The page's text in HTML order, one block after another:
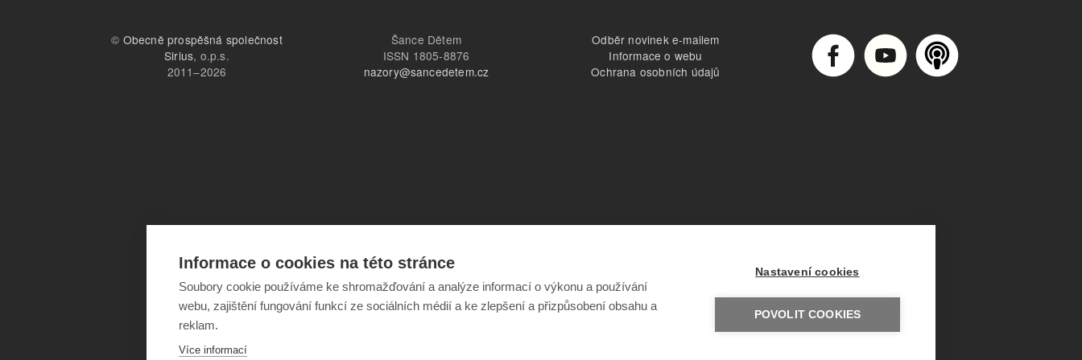
© Obecně prospěšná společnost
Sirius, o.p.s.
2011–2026
Šance Dětem
ISSN 1805-8876
nazory@sancedetem.cz
Odběr novinek e-mailem
Informace o webu
Ochrana osobních údajů
Informace o cookies na této stránce
Soubory cookie používáme ke shromažďování a analýze informací o výkonu a používání
webu, zajištění fungování funkcí ze sociálních médií a ke zlepšení a přizpůsobení obsahu a
reklam.
Více informací
Nastavení cookies
POVOLIT COOKIES